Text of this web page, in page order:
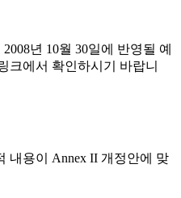
년 10월 30일에 반영될 예
크에서 확인하시기 바랍니
내용이 Annex II 개정안에 맞